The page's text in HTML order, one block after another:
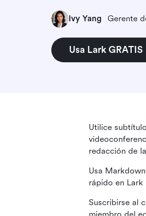
Ivy Yang Gerente
Usa Lark GRATIS
Utilice
redacción de
Usa
rápido en Lark
Suscribirse al